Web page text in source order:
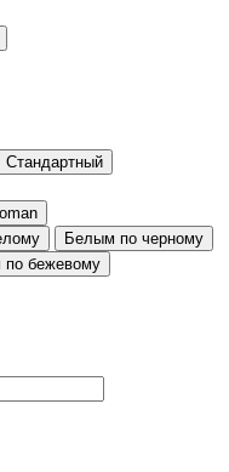
Стандартный
Белым по черному
по бежевому